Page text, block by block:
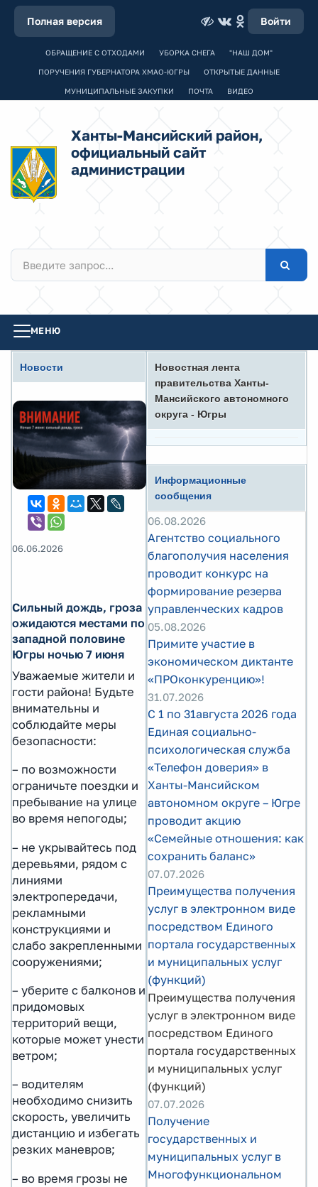
Полная версия Войти
ОБРАЩЕНИЕ С ОТХОДАМИ УБОРКА СНЕГА "НАШ ДОМ"
ПОРУЧЕНИЯ ГУБЕРНАТОРА ХМАО-ЮГРЫ ОТКРЫТЫЕ ДАННЫЕ
МУНИЦИПАЛЬНЫЕ ЗАКУПКИ ПОЧТА ВИДЕО
Ханты-Мансийский район,
официальный сайт
администрации
МЕНЮ
Новости
06.06.2026
Сильный дождь, гроза
ожидаются местами по
западной половине
Югры ночью 7 июня
Уважаемые жители и
гости района! Будьте
внимательны и
соблюдайте меры
безопасности:
– по возможности
ограничьте поездки и
пребывание на улице
во время непогоды;
– не укрывайтесь под
деревьями, рядом с
линиями
электропередачи,
рекламными
конструкциями и
слабо закрепленными
сооружениями;
– уберите с балконов и
придомовых
территорий вещи,
которые может унести
ветром;
– водителям
необходимо снизить
скорость, увеличить
дистанцию и избегать
резких маневров;
– во время грозы не
Новостная лента
правительства Ханты-
Мансийского автономного
округа - Югры
Информационные
сообщения
06.08.2026
Агентство социального
благополучия населения
проводит конкурс на
формирование резерва
управленческих кадров
05.08.2026
Примите участие в
экономическом диктанте
«ПРОконкуренцию»!
31.07.2026
С 1 по 31августа 2026 года
Единая социально-
психологическая служба
«Телефон доверия» в
Ханты-Мансийском
автономном округе – Югре
проводит акцию
«Семейные отношения: как
сохранить баланс»
07.07.2026
Преимущества получения
услуг в электронном виде
посредством Единого
портала государственных
и муниципальных услуг
(функций)
Преимущества получения
услуг в электронном виде
посредством Единого
портала государственных
и муниципальных услуг
(функций)
07.07.2026
Получение
государственных и
муниципальных услуг в
Многофункциональном